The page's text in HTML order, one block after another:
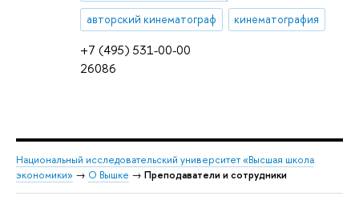
+7 (495) 531-00-00
26086
авторский кинематограф кинематография
Национальный исследовательский университет «Высшая школа
экономики» → О Вышке → Преподаватели и сотрудники